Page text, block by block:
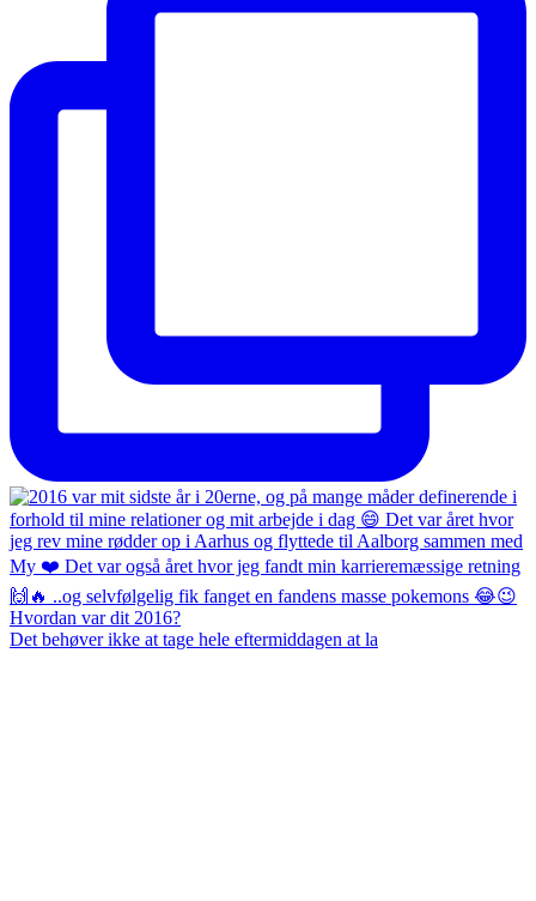
Det behøver ikke at tage hele eftermiddagen at la